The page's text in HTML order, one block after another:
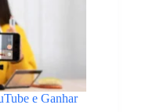
e Ganhar